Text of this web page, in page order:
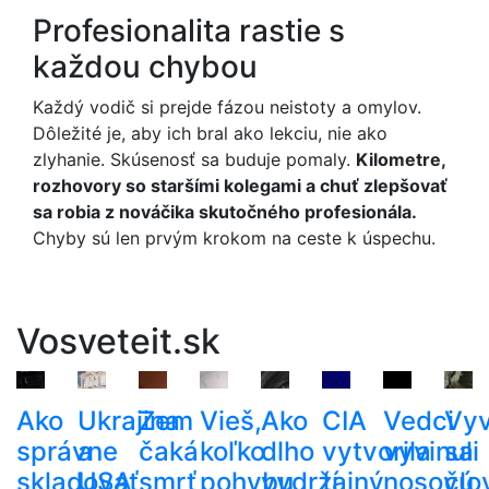
Profesionalita rastie s
každou chybou
Každý vodič si prejde fázou neistoty a omylov.
Dôležité je, aby ich bral ako lekciu, nie ako
zlyhanie. Skúsenosť sa buduje pomaly. Kilometre,
rozhovory so staršími kolegami a chuť zlepšovať
sa robia z nováčika skutočného profesionála.
Chyby sú len prvým krokom na ceste k úspechu.
Vosveteit.sk
Ako
správne
skladovať
Ukrajina
a
USA
Zem
čaká
smrť
Vieš,
koľko
pohybu
Ako
dlho
vydrží
CIA
vytvorila
tajný
Vedci
vyvinuli
nosovú
sa